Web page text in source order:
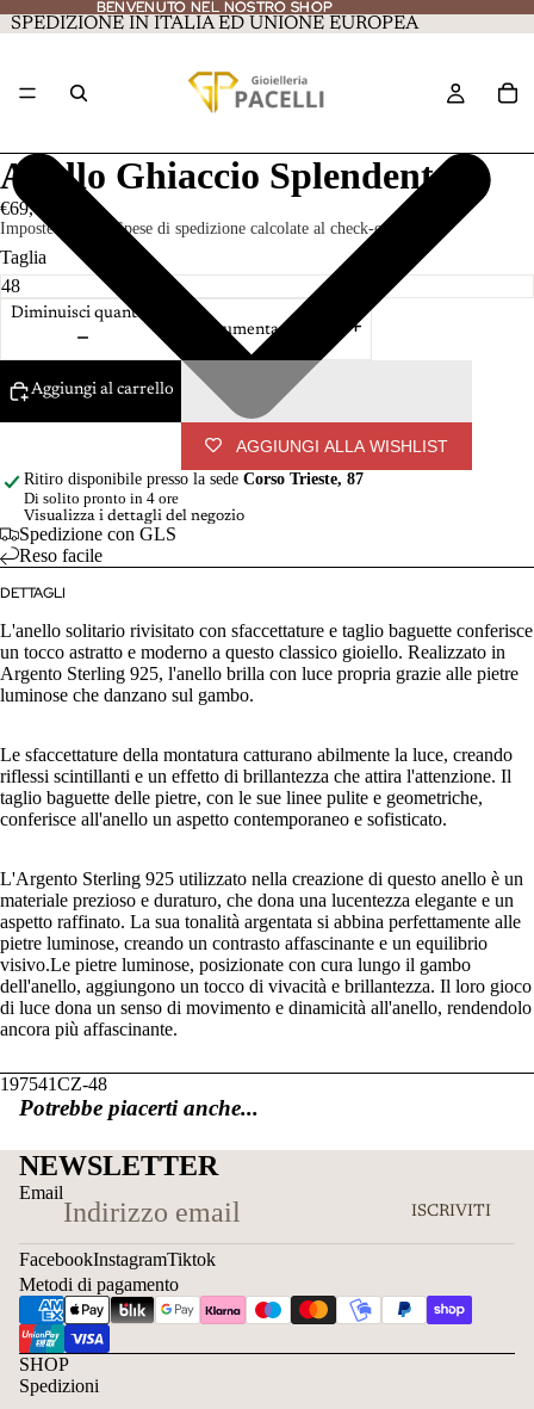
BENVENUTO NEL NOSTRO SHOP
BENVENUTO NEL NOSTRO SHOP
SPEDIZIONE IN ITALIA ED UNIONE EUROPEA
Anello Ghiaccio Splendente
€69,00
Imposte incluse. Spese di spedizione calcolate al check-out.
Taglia
Diminuisci quantità
Aumenta quantità
Aggiungi al carrello
AGGIUNGI ALLA WISHLIST
Ritiro disponibile presso la sede Corso Trieste, 87
Di solito pronto in 4 ore
Visualizza i dettagli del negozio
Spedizione con GLS
Reso facile
DETTAGLI
L'anello solitario rivisitato con sfaccettature e taglio baguette conferisce
un tocco astratto e moderno a questo classico gioiello. Realizzato in
Argento Sterling 925, l'anello brilla con luce propria grazie alle pietre
luminose che danzano sul gambo.
Le sfaccettature della montatura catturano abilmente la luce, creando
riflessi scintillanti e un effetto di brillantezza che attira l'attenzione. Il
taglio baguette delle pietre, con le sue linee pulite e geometriche,
conferisce all'anello un aspetto contemporaneo e sofisticato.
L'Argento Sterling 925 utilizzato nella creazione di questo anello è un
materiale prezioso e duraturo, che dona una lucentezza elegante e un
aspetto raffinato. La sua tonalità argentata si abbina perfettamente alle
pietre luminose, creando un contrasto affascinante e un equilibrio
visivo.Le pietre luminose, posizionate con cura lungo il gambo
dell'anello, aggiungono un tocco di vivacità e brillantezza. Il loro gioco
di luce dona un senso di movimento e dinamicità all'anello, rendendolo
ancora più affascinante.
197541CZ-48
Potrebbe piacerti anche...
NEWSLETTER
Email
ISCRIVITI
FacebookInstagramTiktok
Metodi di pagamento
SHOP
Spedizioni